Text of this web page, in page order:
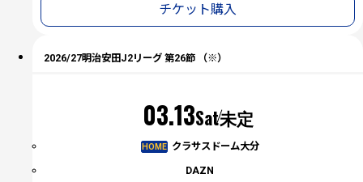
チケット購入
2026/27明治安田J2リーグ 第26節 （※）
03.13Sat未定
HOME クラサスドーム大分
DAZN